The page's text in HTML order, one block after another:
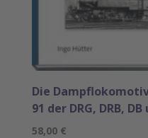
Die
91 der DRG, DRB, DB
58,00 €